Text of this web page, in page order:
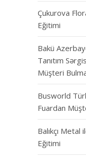
Çukurova
Eğitimi
Bakü
Tanıtım
Müşteri
Busworld
Fuardan
Balıkçı
Eğitimi